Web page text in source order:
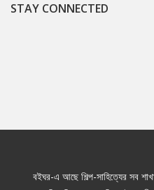
STAY CONNECTED
বইঘর-এ আছে শিল্প-সাহিত্যের সব